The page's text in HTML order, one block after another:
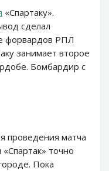
«Спартаку».
сделал
форвардов РПЛ
занимает второе
Бомбардир с
проведения матча
точно
Пока